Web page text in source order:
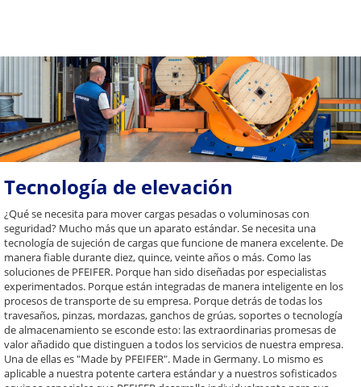
Tecnología de elevación
¿Qué se necesita para mover cargas pesadas o voluminosas con
seguridad? Mucho más que un aparato estándar. Se necesita una
tecnología de sujeción de cargas que funcione de manera excelente. De
manera fiable durante diez, quince, veinte años o más. Como las
soluciones de PFEIFER. Porque han sido diseñadas por especialistas
experimentados. Porque están integradas de manera inteligente en los
procesos de transporte de su empresa. Porque detrás de todas los
travesaños, pinzas, mordazas, ganchos de grúas, soportes o tecnología
de almacenamiento se esconde esto: las extraordinarias promesas de
valor añadido que distinguen a todos los servicios de nuestra empresa.
Una de ellas es "Made by PFEIFER". Made in Germany. Lo mismo es
aplicable a nuestra potente cartera estándar y a nuestros sofisticados